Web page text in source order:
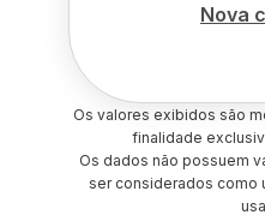
Nova
Os valores exibidos são
finalidade
Os dados não possuem
ser considerados como